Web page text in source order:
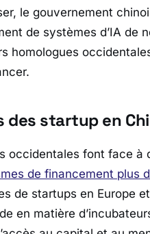
le gouvernement
de systèmes d’IA de
homologues
des startup en
occidentales font face à
de financement plus
de startups en Europe
en matière